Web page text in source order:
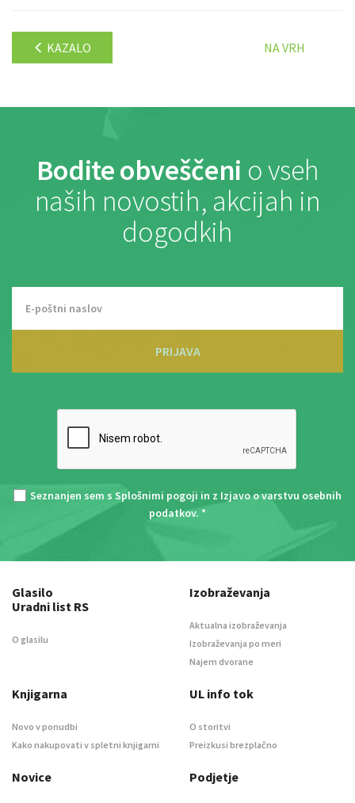
KAZALO NA VRH
Bodite obveščeni o vseh
naših novostih, akcijah in
dogodkih
PRIJAVA
Seznanjen sem s Splošnimi pogoji in z Izjavo o varstvu osebnih
podatkov. *
Glasilo
Uradni list RS
O glasilu
Izobraževanja
Aktualna izobraževanja
Izobraževanja po meri
Najem dvorane
Knjigarna
Novo v ponudbi
Kako nakupovati v spletni knjigarni
UL info tok
O storitvi
Preizkusi brezplačno
Novice Podjetje